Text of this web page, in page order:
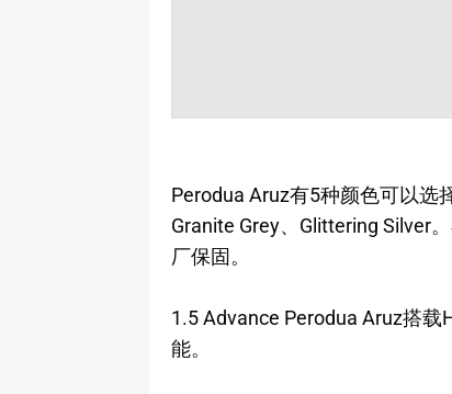
Perodua Aruz有5种颜色可以选
Granite Grey、Glittering Silver
厂保固。
1.5 Advance Perodua Aruz搭
能。